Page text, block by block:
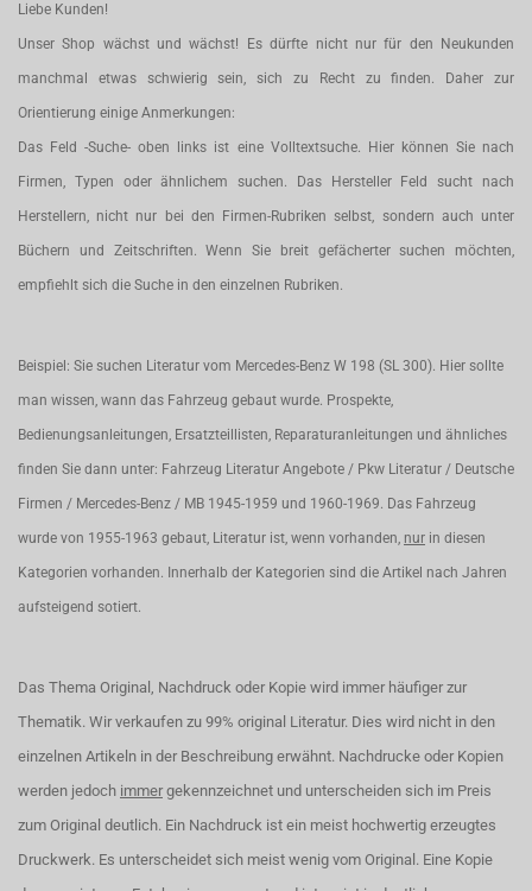
Liebe Kunden!
Unser Shop wächst und wächst! Es dürfte nicht nur für den Neukunden
manchmal etwas schwierig sein, sich zu Recht zu finden. Daher zur
Orientierung einige Anmerkungen:
Das Feld -Suche- oben links ist eine Volltextsuche. Hier können Sie nach
Firmen, Typen oder ähnlichem suchen. Das Hersteller Feld sucht nach
Herstellern, nicht nur bei den Firmen-Rubriken selbst, sondern auch unter
Büchern und Zeitschriften. Wenn Sie breit gefächerter suchen möchten,
empfiehlt sich die Suche in den einzelnen Rubriken.
Beispiel: Sie suchen Literatur vom Mercedes-Benz W 198 (SL 300). Hier sollte
man wissen, wann das Fahrzeug gebaut wurde. Prospekte,
Bedienungsanleitungen, Ersatzteillisten, Reparaturanleitungen und ähnliches
finden Sie dann unter: Fahrzeug Literatur Angebote / Pkw Literatur / Deutsche
Firmen / Mercedes-Benz / MB 1945-1959 und 1960-1969. Das Fahrzeug
wurde von 1955-1963 gebaut, Literatur ist, wenn vorhanden, nur in diesen
Kategorien vorhanden. Innerhalb der Kategorien sind die Artikel nach Jahren
aufsteigend sotiert.
Das Thema Original, Nachdruck oder Kopie wird immer häufiger zur
Thematik. Wir verkaufen zu 99% original Literatur. Dies wird nicht in den
einzelnen Artikeln in der Beschreibung erwähnt. Nachdrucke oder Kopien
werden jedoch immer gekennzeichnet und unterscheiden sich im Preis
zum Original deutlich. Ein Nachdruck ist ein meist hochwertig erzeugtes
Druckwerk. Es unterscheidet sich meist wenig vom Original. Eine Kopie